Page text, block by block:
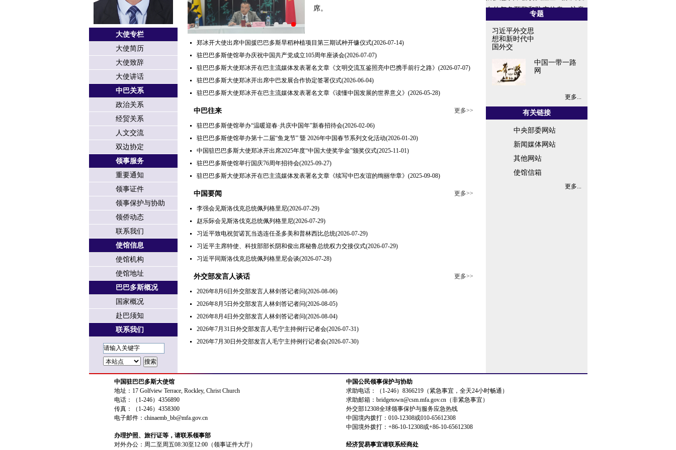
大使专栏
大使简历
大使致辞
大使讲话
中巴关系
政治关系
经贸关系
人文交流
双边协定
领事服务
重要通知
领事证件
领事保护与协助
领侨动态
联系我们
使馆信息
使馆机构
使馆地址
巴巴多斯概况
国家概况
赴巴须知
联系我们
席。
郑冰开大使出席中国援巴巴多斯旱稻种植项目第三期试种开镰仪式(2026-07-14)
驻巴巴多斯使馆举办庆祝中国共产党成立105周年座谈会(2026-07-07)
驻巴巴多斯大使郑冰开在巴主流媒体发表署名文章《文明交流互鉴照亮中巴携手前行之路》 (2026-07-07)
驻巴巴多斯大使郑冰开出席中巴发展合作协定签署仪式(2026-06-04)
驻巴巴多斯大使郑冰开在巴主流媒体发表署名文章《读懂中国发展的世界意义》 (2026-05-28)
中巴往来 更多>>
驻巴巴多斯使馆举办“温暖迎春·共庆中国年”新春招待会(2026-02-06)
驻巴巴多斯使馆举办第十二届“鱼龙节” 暨 2026年中国春节系列文化活动(2026-01-20)
中国驻巴巴多斯大使郑冰开出席2025年度“中国大使奖学金”颁奖仪式(2025-11-01)
驻巴巴多斯使馆举行国庆76周年招待会(2025-09-27)
驻巴巴多斯大使郑冰开在巴主流媒体发表署名文章《续写中巴友谊的绚丽华章》 (2025-09-08)
中国要闻 更多>>
李强会见斯洛伐克总统佩列格里尼(2026-07-29)
赵乐际会见斯洛伐克总统佩列格里尼(2026-07-29)
习近平致电祝贺诺瓦当选连任圣多美和普林西比总统(2026-07-29)
习近平主席特使、科技部部长阴和俊出席秘鲁总统权力交接仪式(2026-07-29)
习近平同斯洛伐克总统佩列格里尼会谈(2026-07-28)
外交部发言人谈话 更多>>
2026年8月6日外交部发言人林剑答记者问(2026-08-06)
2026年8月5日外交部发言人林剑答记者问(2026-08-05)
2026年8月4日外交部发言人林剑答记者问(2026-08-04)
2026年7月31日外交部发言人毛宁主持例行记者会(2026-07-31)
2026年7月30日外交部发言人毛宁主持例行记者会(2026-07-30)
布的气象预警和防灾信息，注意
防范恶劣天气，做好应急避险，
保障...
专题
习近平外交思
想和新时代中
国外交
中国一带一路
网
更多...
有关链接
中央部委网站
新闻媒体网站
其他网站
使馆信箱
更多...
中国驻巴巴多斯大使馆
地址：17 Golfview Terrace, Rockley, Christ Church
电话：（1-246）4356890
传真：（1-246）4358300
电子邮件：chinaemb_bb@mfa.gov.cn
办理护照、旅行证等，请联系领事部
对外办公：周二至周五08:30至12:00（领事证件大厅）
中国公民领事保护与协助
求助电话：（1-246）8366219（紧急事宜，全天24小时畅通）
求助邮箱：bridgetown@csm.mfa.gov.cn（非紧急事宜）
外交部12308全球领事保护与服务应急热线
中国境内拨打：010-12308或010-65612308
中国境外拨打：+86-10-12308或+86-10-65612308
经济贸易事宜请联系经商处